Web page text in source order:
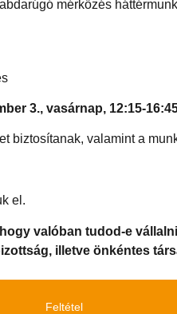
mérkőzés
3., vasárnap, 12:15-
biztosítanak, valamint a
el.
valóban tudod-e
illetve önkéntes
Feltétel